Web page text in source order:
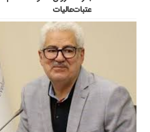
عتبات‌عالیات